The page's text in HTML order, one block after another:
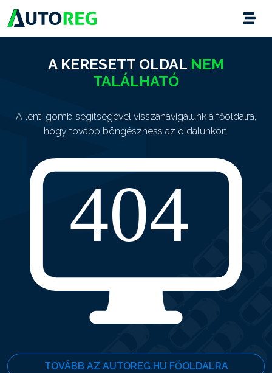
A KERESETT OLDAL NEM
TALÁLHATÓ
A lenti gomb segítségével visszanavigálunk a főoldalra,
hogy tovább böngészhess az oldalunkon.
TOVÁBB AZ AUTOREG.HU FŐOLDALRA